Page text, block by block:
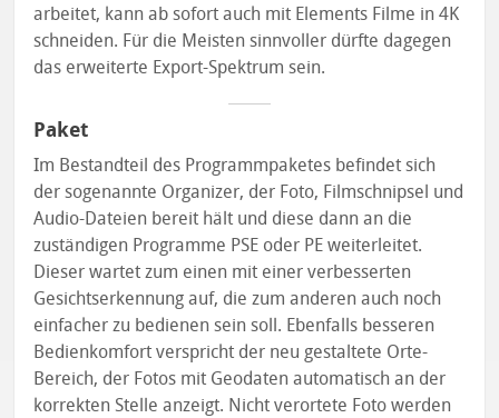
arbeitet, kann ab sofort auch mit Elements Filme in 4K
schneiden. Für die Meisten sinnvoller dürfte dagegen
das erweiterte Export-Spektrum sein.
Paket
Im Bestandteil des Programmpaketes befindet sich
der sogenannte Organizer, der Foto, Filmschnipsel und
Audio-Dateien bereit hält und diese dann an die
zuständigen Programme PSE oder PE weiterleitet.
Dieser wartet zum einen mit einer verbesserten
Gesichtserkennung auf, die zum anderen auch noch
einfacher zu bedienen sein soll. Ebenfalls besseren
Bedienkomfort verspricht der neu gestaltete Orte-
Bereich, der Fotos mit Geodaten automatisch an der
korrekten Stelle anzeigt. Nicht verortete Foto werden